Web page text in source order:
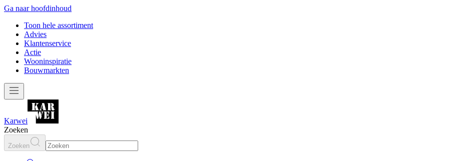
Ga naar hoofdinhoud
Toon hele assortiment
Advies
Klantenservice
Actie
Wooninspiratie
Bouwmarkten
Karwei
Zoeken
Zoeken